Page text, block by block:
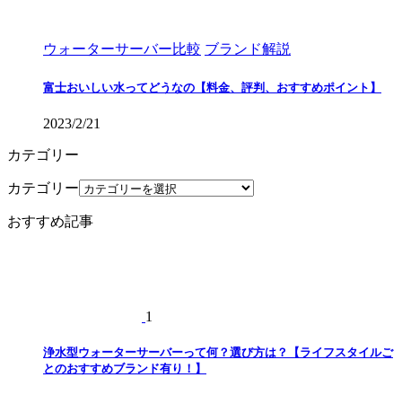
ウォーターサーバー比較 ブランド解説
富士おいしい水ってどうなの【料金、評判、おすすめポイント】
2023/2/21
カテゴリー
カテゴリー
おすすめ記事
1
浄水型ウォーターサーバーって何？選び方は？【ライフスタイルご
とのおすすめブランド有り！】